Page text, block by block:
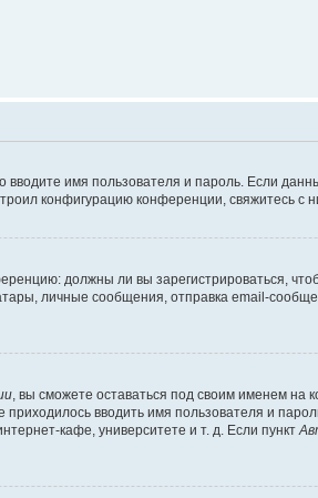
имя пользователя и пароль. Если
конфигурацию конференции, свяжитесь с
должны ли вы зарегистрироваться,
личные сообщения, отправка email-
, вы сможете оставаться под своим именем на
приходилось вводить имя пользователя и
кафе, университете и т. д. Если пункт